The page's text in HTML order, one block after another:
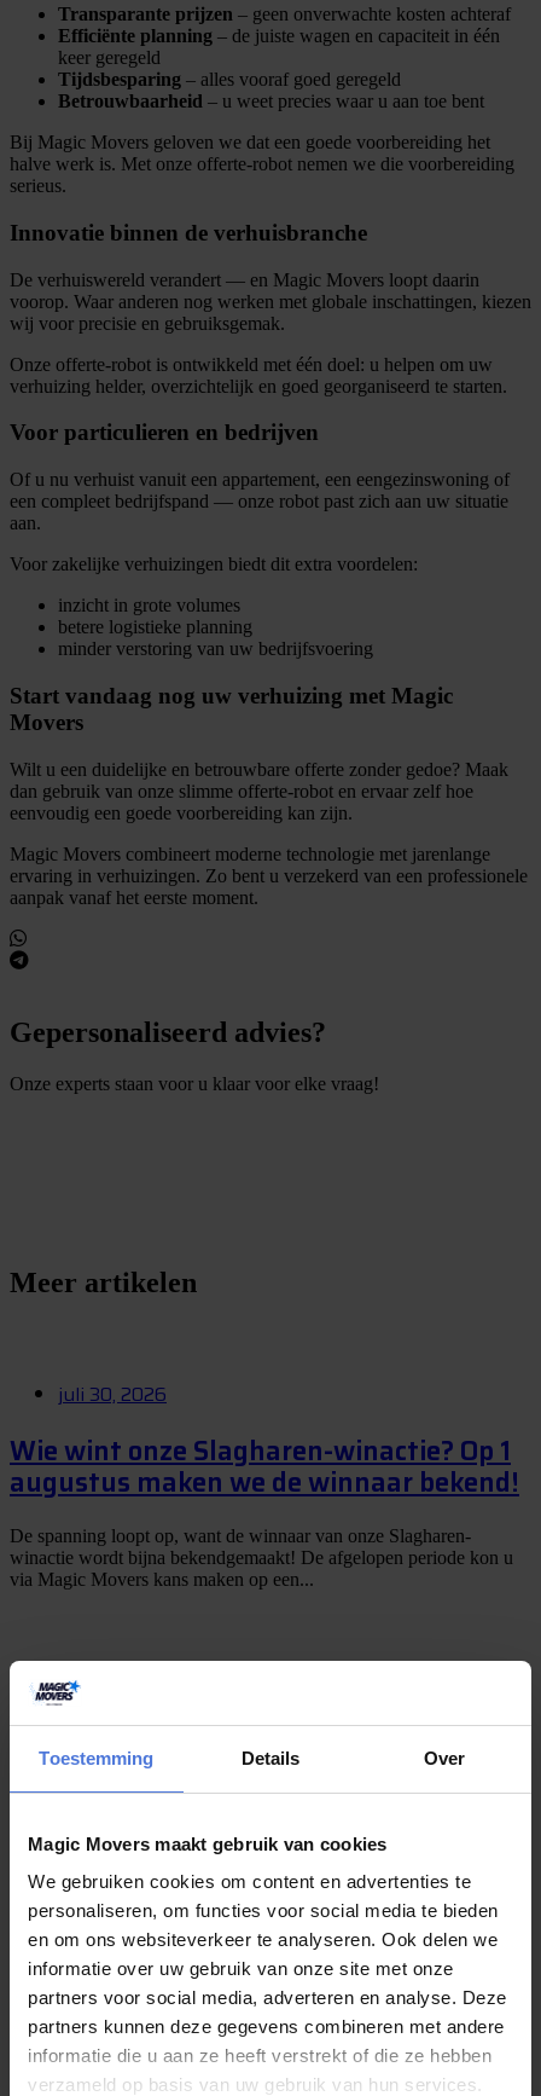
Toestemming Details Over
Magic Movers maakt gebruik van cookies
We gebruiken cookies om content en advertenties te
personaliseren, om functies voor social media te bieden
en om ons websiteverkeer te analyseren. Ook delen we
informatie over uw gebruik van onze site met onze
partners voor social media, adverteren en analyse. Deze
partners kunnen deze gegevens combineren met andere
informatie die u aan ze heeft verstrekt of die ze hebben
verzameld op basis van uw gebruik van hun services.
Transparante prijzen – geen onverwachte kosten achteraf
Efficiënte planning – de juiste wagen en capaciteit in één
keer geregeld
Tijdsbesparing – alles vooraf goed geregeld
Betrouwbaarheid – u weet precies waar u aan toe bent
Bij Magic Movers geloven we dat een goede voorbereiding het
halve werk is. Met onze offerte-robot nemen we die voorbereiding
serieus.
Innovatie binnen de verhuisbranche
De verhuiswereld verandert — en Magic Movers loopt daarin
voorop. Waar anderen nog werken met globale inschattingen, kiezen
wij voor precisie en gebruiksgemak.
Onze offerte-robot is ontwikkeld met één doel: u helpen om uw
verhuizing helder, overzichtelijk en goed georganiseerd te starten.
Voor particulieren en bedrijven
Of u nu verhuist vanuit een appartement, een eengezinswoning of
een compleet bedrijfspand — onze robot past zich aan uw situatie
aan.
Voor zakelijke verhuizingen biedt dit extra voordelen:
inzicht in grote volumes
betere logistieke planning
minder verstoring van uw bedrijfsvoering
Start vandaag nog uw verhuizing met Magic
Movers
Wilt u een duidelijke en betrouwbare offerte zonder gedoe? Maak
dan gebruik van onze slimme offerte-robot en ervaar zelf hoe
eenvoudig een goede voorbereiding kan zijn.
Magic Movers combineert moderne technologie met jarenlange
ervaring in verhuizingen. Zo bent u verzekerd van een professionele
aanpak vanaf het eerste moment.
Gepersonaliseerd advies?
Onze experts staan voor u klaar voor elke vraag!
Meer artikelen
juli 30, 2026
Wie wint onze Slagharen-winactie? Op 1
augustus maken we de winnaar bekend!
De spanning loopt op, want de winnaar van onze Slagharen-
winactie wordt bijna bekendgemaakt! De afgelopen periode kon u
via Magic Movers kans maken op een...
juli 29, 2026
Verhuizen zonder chaos? Dit zijn mijn
beste tips
komt vaak meer bij kijken dan je vooraf denkt. Dozen inpakken,
juli 27, 2026
Boek uw verhuizing in juli en maak kans
op een weekje Slagharen